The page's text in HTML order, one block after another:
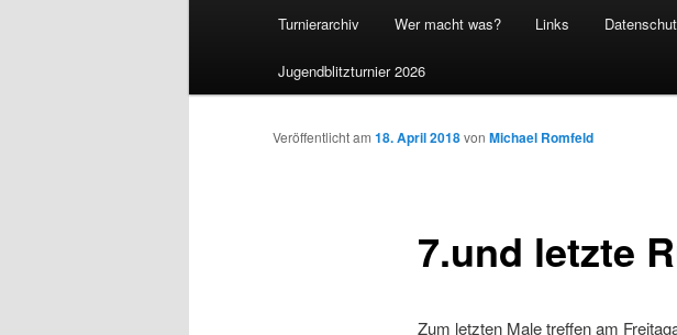
Inhalt
wechseln
Turnierarchiv Wer macht was? Links
Jugendblitzturnier 2026
7.und letzte
Veröffentlicht am 18. April 2018von Michael Romfeld
Zum letzten Male treffen am